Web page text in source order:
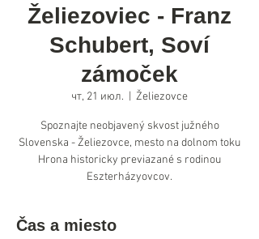
Želiezoviec - Franz
Schubert, Soví
zámoček
чт, 21 июл. Želiezovce
Spoznajte neobjavený skvost južného
Slovenska - Želiezovce, mesto na dolnom toku
Hrona historicky previazané s rodinou
Eszterházyovcov.
Čas a miesto